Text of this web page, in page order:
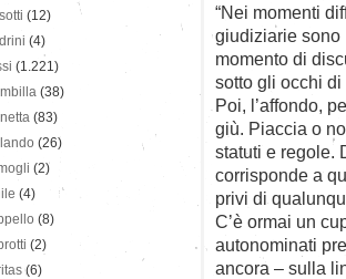
“Nei momenti
giudiziarie sono
momento di
sotto gli occhi di
Poi, l’affondo,
giù. Piaccia o
statuti e regole.
corrisponde a
privi di
C’è ormai un
autonominati
ancora – sulla
(12)
(4)
(1.221)
(38)
(83)
(26)
(2)
(4)
(8)
(2)
(6)